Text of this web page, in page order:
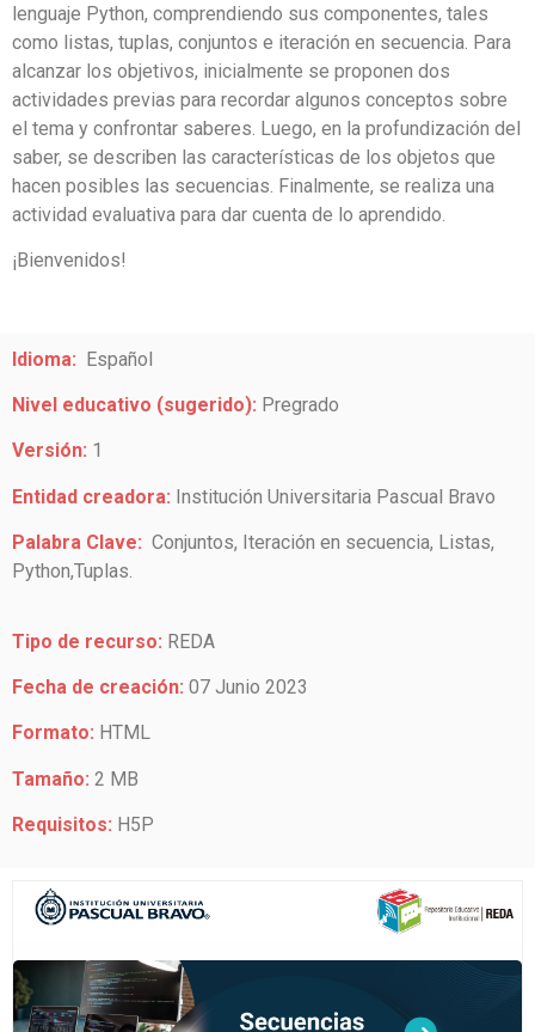
lenguaje Python, comprendiendo sus componentes, tales
como listas, tuplas, conjuntos e iteración en secuencia. Para
alcanzar los objetivos, inicialmente se proponen dos
actividades previas para recordar algunos conceptos sobre
el tema y confrontar saberes. Luego, en la profundización del
saber, se describen las características de los objetos que
hacen posibles las secuencias. Finalmente, se realiza una
actividad evaluativa para dar cuenta de lo aprendido.
¡Bienvenidos!
Idioma: Español
Nivel educativo (sugerido): Pregrado
Versión: 1
Entidad creadora: Institución Universitaria Pascual Bravo
Palabra Clave: Conjuntos, Iteración en secuencia, Listas,
Python,Tuplas.
Tipo de recurso: REDA
Fecha de creación: 07 Junio 2023
Formato: HTML
Tamaño: 2 MB
Requisitos: H5P